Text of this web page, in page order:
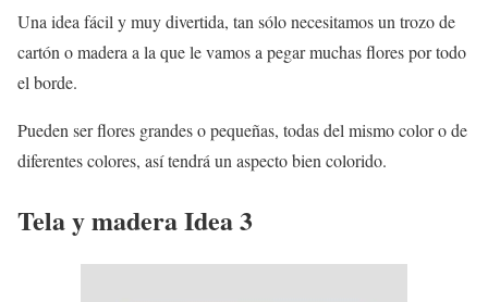
Una idea fácil y muy divertida, tan sólo necesitamos un trozo de
cartón o madera a la que le vamos a pegar muchas flores por todo
el borde.
Pueden ser flores grandes o pequeñas, todas del mismo color o de
diferentes colores, así tendrá un aspecto bien colorido.
Tela y madera Idea 3